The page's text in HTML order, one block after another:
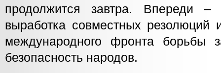
продолжится завтра. Впереди –
выработка совместных резолюций
международного фронта борьбы
безопасность народов.